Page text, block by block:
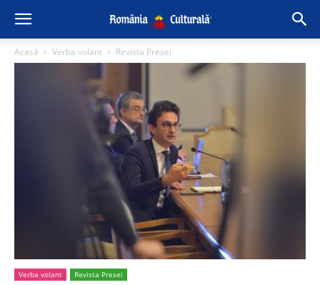
Acasă Verba volant Revista Presei
Verba volant Revista Presei